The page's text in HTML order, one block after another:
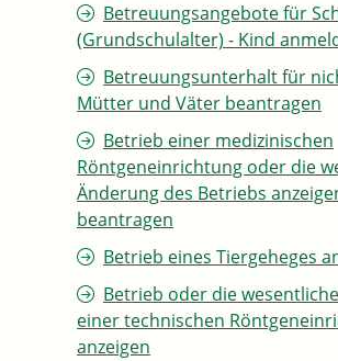
Betreuungsangebote für
(Grundschulalter) - Kind
Betreuungsunterhalt für
Mütter und Väter beantragen
Betrieb einer medizinischen
Röntgeneinrichtung oder die
Änderung des Betriebs
beantragen
Betrieb eines Tiergeheges
Betrieb oder die
einer technischen
anzeigen